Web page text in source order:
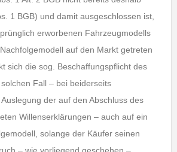
1 BGB) und damit ausgeschlossen ist,
erworbenen Fahrzeugmodells
auf den Markt getreten
sich die sog. Beschaffungspflicht des
Fall – bei beiderseits
der auf den Abschluss des
Willenserklärungen – auch auf ein
solange der Käufer seinen